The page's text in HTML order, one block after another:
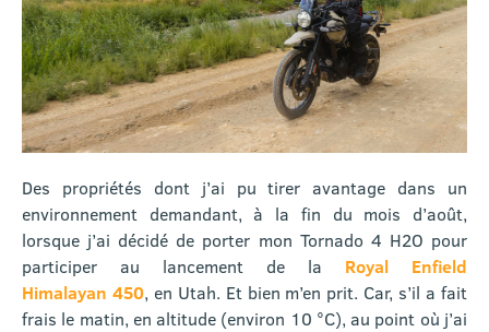
Des propriétés dont j’ai pu tirer avantage dans un
environnement demandant, à la fin du mois d’août,
lorsque j’ai décidé de porter mon Tornado 4 H2O pour
participer au lancement de la Royal Enfield
Himalayan 450, en Utah. Et bien m’en prit. Car, s’il a fait
frais le matin, en altitude (environ 10 °C), au point où j’ai